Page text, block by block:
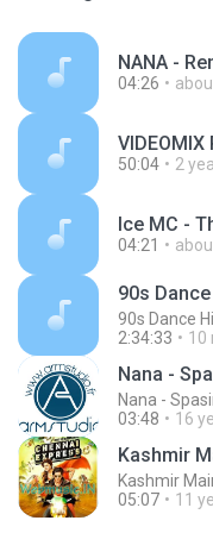
04:26
VIDEOMIX
50:04 2
04:21
90s
90s Dance
2:34:33
10
Nana -
Nana -
03:48
16
Kashmir
05:07
11